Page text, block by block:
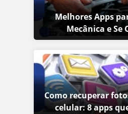
Melhores Apps
Mecânica e Se
Como recuperar
celular: 8 apps